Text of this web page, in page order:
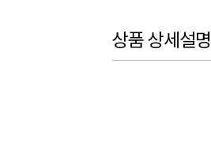
상품 상세설명